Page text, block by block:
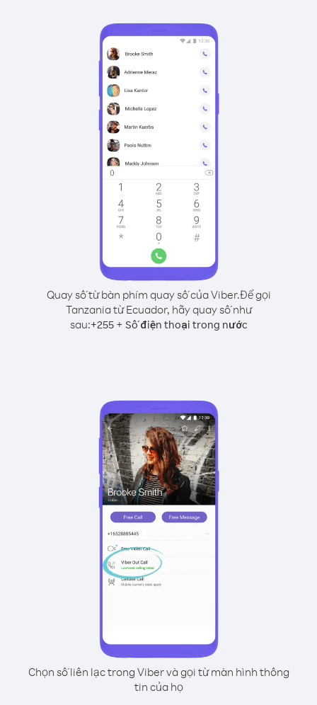
Quay số từ bàn phím quay số của Viber.Để gọi
Tanzania từ Ecuador, hãy quay số như
sau:+255+ Số điện thoại trong nước
Chọn số liên lạc trong Viber và gọi từ màn hình thông
tin của họ